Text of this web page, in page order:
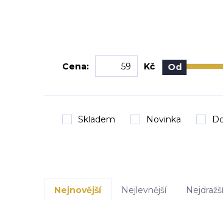
Cena: Kč Od
Skladem Novinka
Nejnovější Nejlevnější Nejdražší